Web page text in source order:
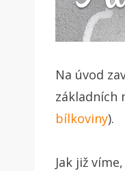
Na úvod
základních
bílkoviny).
Jak již